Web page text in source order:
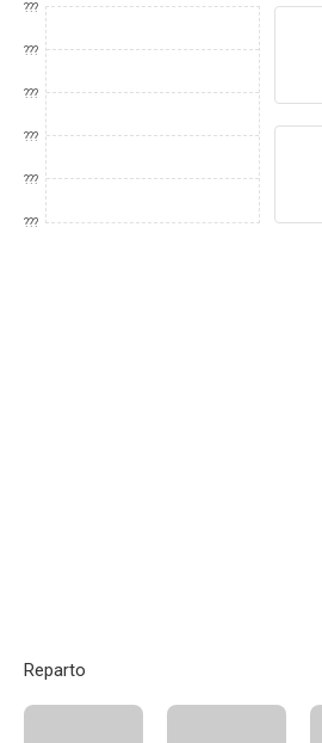
???
???
???
???
???
???
Reparto